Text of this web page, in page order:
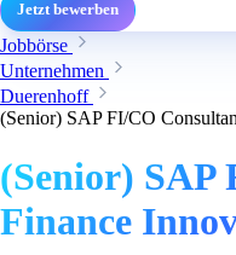
Jetzt bewerben
Jobbörse
Unternehmen
Duerenhoff
(Senior) SAP FI/CO
(Senior) SAP
Finance